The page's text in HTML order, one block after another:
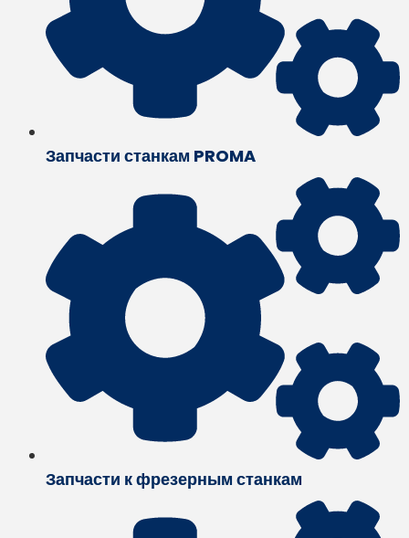
Запчасти станкам PROMA
Запчасти к фрезерным станкам